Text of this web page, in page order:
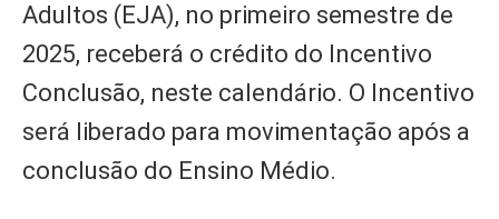
Adultos (EJA), no primeiro semestre de
2025, receberá o crédito do Incentivo
Conclusão, neste calendário. O Incentivo
será liberado para movimentação após a
conclusão do Ensino Médio.